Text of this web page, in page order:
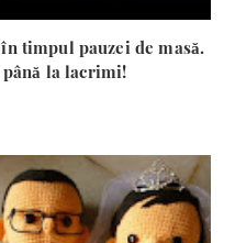
timpul pauzei de masă.
până la lacrimi!